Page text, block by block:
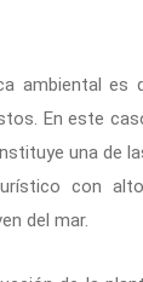
ambiental es
En este
una de
con
del mar.